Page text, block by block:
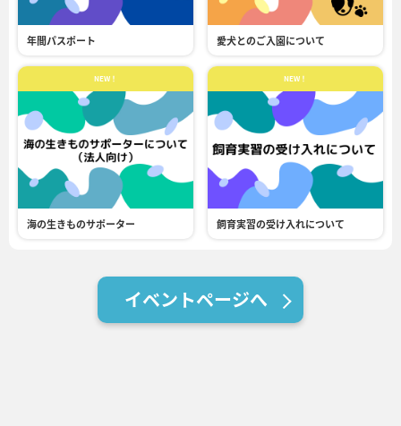
年間パスポート 愛犬とのご入園について
NEW！
海の生きものサポーター
NEW！
飼育実習の受け入れについて
イベントページへ